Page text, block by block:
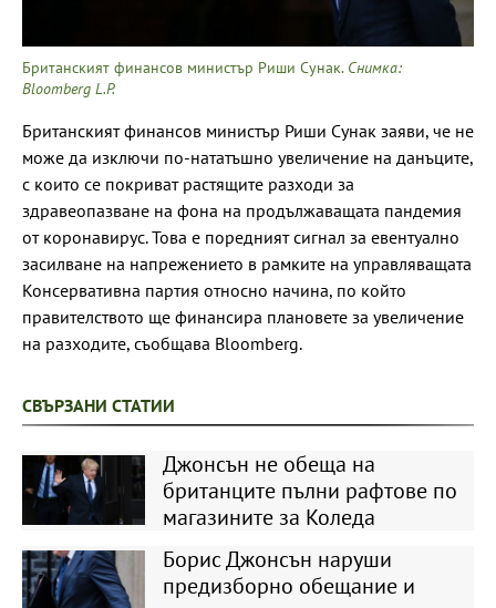
Британският финансов министър Риши Сунак. Снимка:
Bloomberg L.P.
Британският финансов министър Риши Сунак заяви, че не
може да изключи по-нататъшно увеличение на данъците,
с които се покриват растящите разходи за
здравеопазване на фона на продължаващата пандемия
от коронавирус. Това е поредният сигнал за евентуално
засилване на напрежението в рамките на управляващата
Консервативна партия относно начина, по който
правителството ще финансира плановете за увеличение
на разходите, съобщава Bloomberg.
СВЪРЗАНИ СТАТИИ
Джонсън не обеща на
британците пълни рафтове по
магазините за Коледа
Борис Джонсън наруши
предизборно обещание и